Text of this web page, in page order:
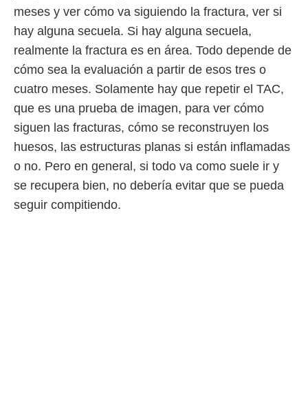
meses y ver cómo va siguiendo la fractura, ver si
hay alguna secuela. Si hay alguna secuela,
realmente la fractura es en área. Todo depende de
cómo sea la evaluación a partir de esos tres o
cuatro meses. Solamente hay que repetir el TAC,
que es una prueba de imagen, para ver cómo
siguen las fracturas, cómo se reconstruyen los
huesos, las estructuras planas si están inflamadas
o no. Pero en general, si todo va como suele ir y
se recupera bien, no debería evitar que se pueda
seguir compitiendo.